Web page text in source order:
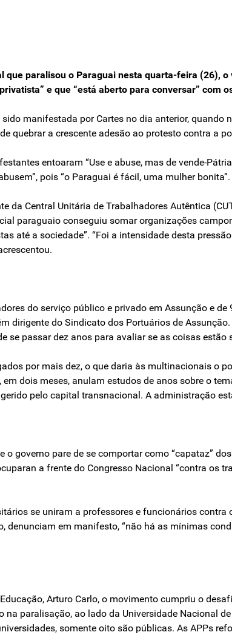
que paralisou o Paraguai nesta quarta-feira (26),
e que “está aberto para conversar” com
manifestada por Cartes no dia anterior, quando
quebrar a crescente adesão ao protesto contra a
entoaram “Use e abuse, mas de vende-
pois “o Paraguai é fácil, uma mulher bonita”.
da Central Unitária de Trabalhadores Autêntica
paraguaio conseguiu somar organizações
até a sociedade”. “Foi a intensidade desta
do serviço público e privado em Assunção e
dirigente do Sindicato dos Portuários de
se passar dez anos para avaliar se as coisas
por mais dez, o que daria às multinacionais o
dois meses, anulam estudos de anos sobre o
pelo capital transnacional. A administração
o governo pare de se comportar como “capataz”
a frente do Congresso Nacional “contra os
se uniram a professores e funcionários
denunciam em manifesto, “não há as mínimas
Arturo Carlo, o movimento cumpriu o
paralisação, ao lado da Universidade Nacional
somente oito são públicas. As APPs